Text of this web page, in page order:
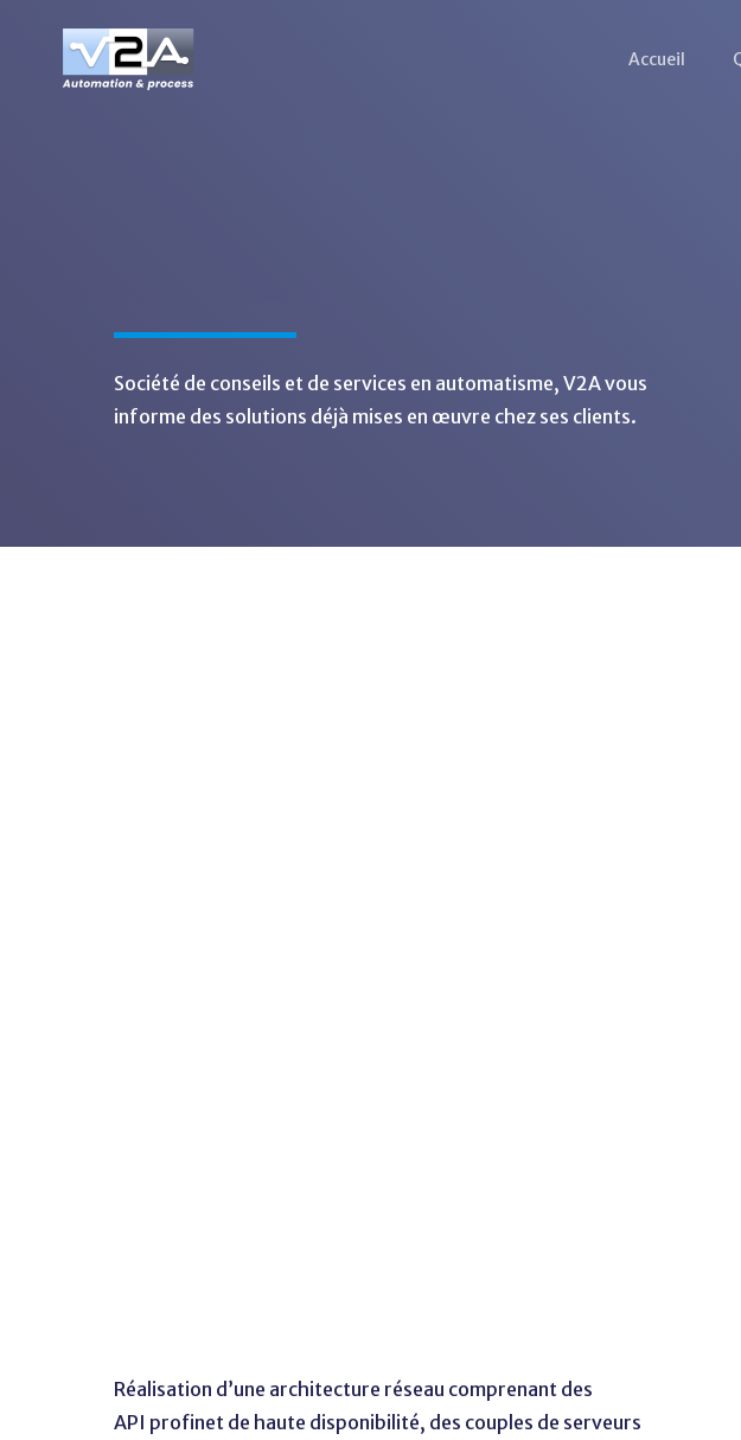
Accueil
Société de conseils et de services en automatisme, V2A vous
informe des solutions déjà mises en œuvre chez ses clients.
Réalisation d’une architecture réseau comprenant des
API profinet de haute disponibilité, des couples de serveurs